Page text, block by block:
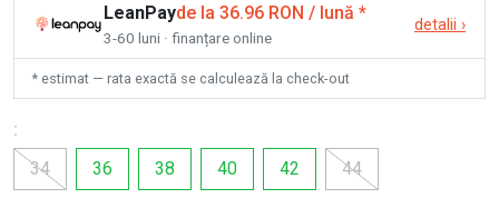
LeanPayde la 36.96 RON / lună *
3-60 luni · finanțare online
detalii ›
* estimat — rata exactă se calculează la check-out
:
34
36 38 40 42 44